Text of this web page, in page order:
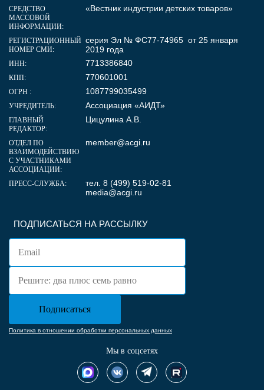
ПОДПИСАТЬСЯ НА РАССЫЛКУ
Политика в отношении обработки персональных данных
Мы в соцсетях
СРЕДСТВО
МАССОВОЙ
ИНФОРМАЦИИ:
«Вестник индустрии детских товаров»
РЕГИСТРАЦИОННЫЙ
НОМЕР СМИ:
серия Эл № ФС77-74965 от 25 января
2019 года
ИНН: 7713386840
КПП: 770601001
ОГРН : 1087799035499
УЧРЕДИТЕЛЬ: Ассоциация «АИДТ»
ГЛАВНЫЙ
РЕДАКТОР:
Цицулина А.В.
ОТДЕЛ ПО
ВЗАИМОДЕЙСТВИЮ
С УЧАСТНИКАМИ
АССОЦИАЦИИ:
member@acgi.ru
ПРЕСС-СЛУЖБА:
тел. 8 (499) 519-02-81
media@acgi.ru